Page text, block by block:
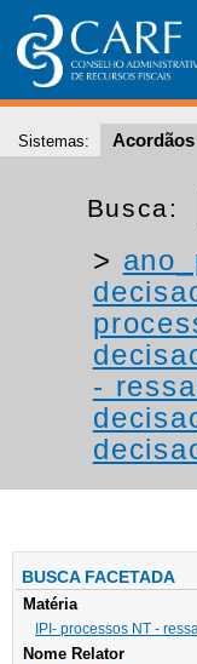
Sistemas: Acordãos
Busca:
>
-
BUSCA FACETADA
Matéria
IPI- processos NT -
Nome Relator